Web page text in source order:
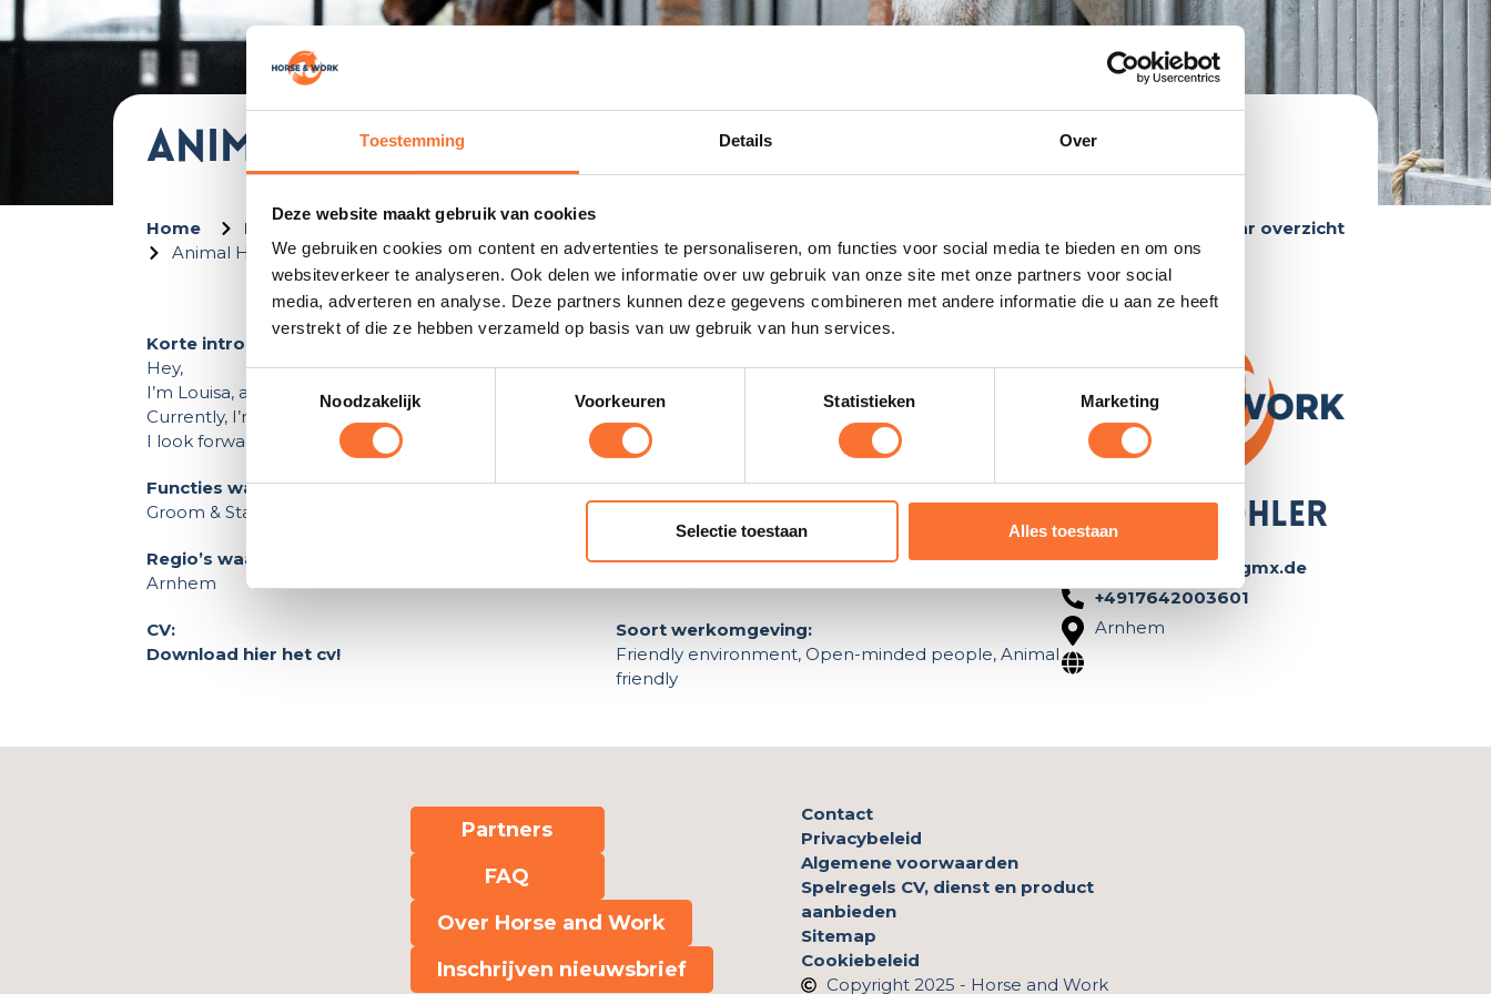
Toestemming Details Over
Deze website maakt gebruik van cookies
We gebruiken cookies om content en advertenties te personaliseren, om functies voor social media te bieden en om ons
websiteverkeer te analyseren. Ook delen we informatie over uw gebruik van onze site met onze partners voor social
media, adverteren en analyse. Deze partners kunnen deze gegevens combineren met andere informatie die u aan ze heeft
verstrekt of die ze hebben verzameld op basis van uw gebruik van hun services.
Noodzakelijk
Voorkeuren Statistieken Marketing
Selectie toestaan Alles toestaan
Animal Husbandry Student
Home
Ik ben op zoek naar een baan
Animal Husbandry Student
Terug naar overzicht
Korte introductie:
Hey,
I’m Louisa, an open-minded student at Van Hall Larenstein.
Currently, I’m looking for a flexible student job to gain experience alongside my studies.
I look forwad too hearing from you!
Functies waar je naar zoekt:
Groom & Stal
Aantal uren per week beschikbaar:
Regio’s waar je wilt werken:
Arnhem
Per wanneer beschikbaar:
CV:
Download hier het cv!
Soort werkomgeving:
Friendly environment, Open-minded people, Animal
friendly
Louisa Köhler
louisa.koehler@gmx.de
+4917642003601
Arnhem
Partners
FAQ
Over Horse and Work
Inschrijven nieuwsbrief
Contact
Privacybeleid
Algemene voorwaarden
Spelregels CV, dienst en product
aanbieden
Sitemap
Cookiebeleid
Copyright 2025 - Horse and Work